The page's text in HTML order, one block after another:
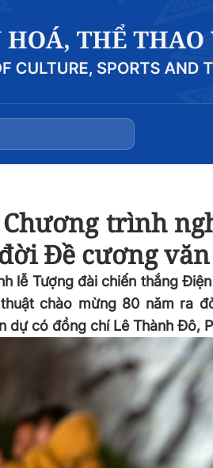
trình
Đề cương
lễ Tượng đài chiến thắng
chào mừng 80 năm ra
dự có đồng chí Lê Thành Đô,